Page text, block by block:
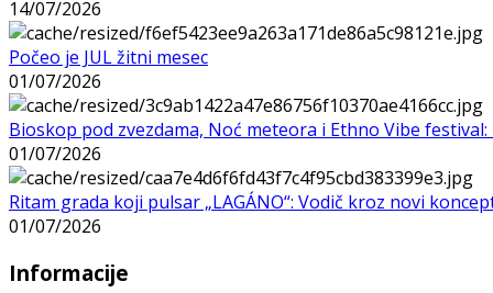
14/07/2026
Počeo je JUL žitni mesec
01/07/2026
Bioskop pod zvezdama, Noć meteora i Ethno Vibe
01/07/2026
Ritam grada koji pulsar „LAGÁNO“: Vodič kroz novi
01/07/2026
Informacije